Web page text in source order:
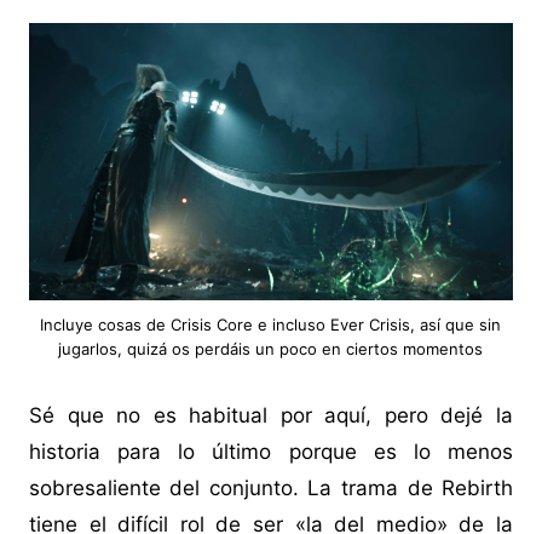
Incluye cosas de Crisis Core e incluso Ever Crisis, así que sin
jugarlos, quizá os perdáis un poco en ciertos momentos
Sé que no es habitual por aquí, pero dejé la
historia para lo último porque es lo menos
sobresaliente del conjunto. La trama de Rebirth
tiene el difícil rol de ser «la del medio» de la